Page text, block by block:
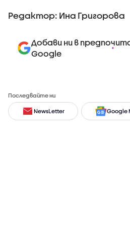
Редактор: Ина Григорова
Добави ни в
Google
Последвайте ни
NewsLetter Google